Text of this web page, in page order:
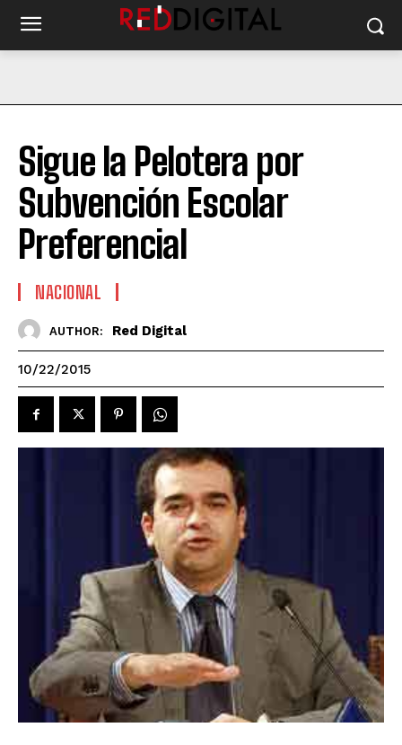
Sigue la Pelotera por
Subvención Escolar
Preferencial
NACIONAL
AUTHOR: Red Digital
10/22/2015